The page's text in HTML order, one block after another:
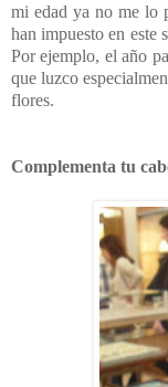
mi edad ya no me lo
han impuesto en este
Por ejemplo, el año
que luzco
flores.
Complementa tu